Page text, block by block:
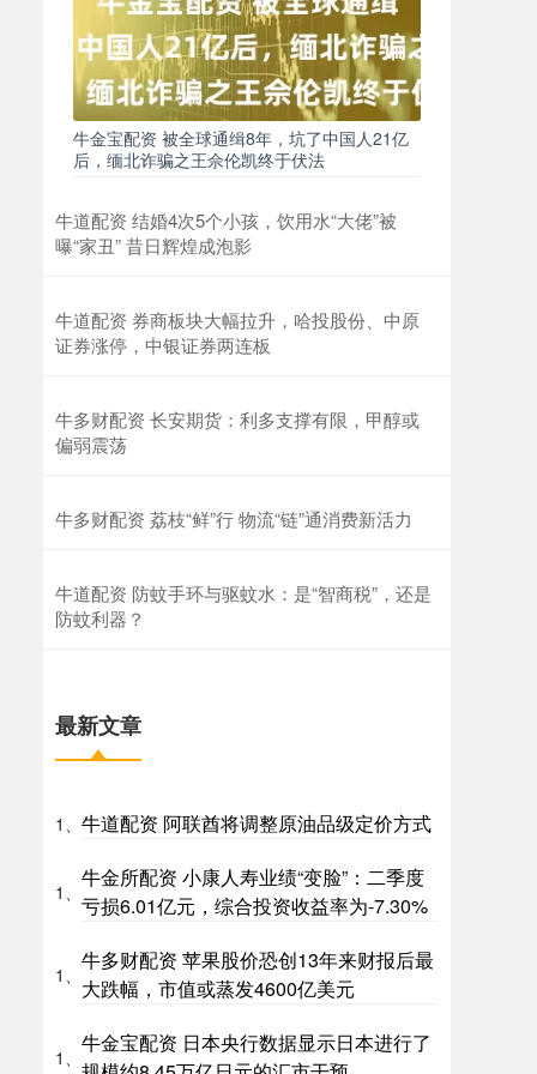
牛金宝配资 被全球通缉8年，坑了中国人21亿
后，缅北诈骗之王佘伦凯终于伏法
牛道配资 结婚4次5个小孩，饮用水“大佬”被
曝“家丑” 昔日辉煌成泡影
牛道配资 券商板块大幅拉升，哈投股份、中原
证券涨停，中银证券两连板
牛多财配资 长安期货：利多支撑有限，甲醇或
偏弱震荡
牛多财配资 荔枝“鲜”行 物流“链”通消费新活力
牛道配资 防蚊手环与驱蚊水：是“智商税”，还是
防蚊利器？
最新文章
1、 牛道配资 阿联酋将调整原油品级定价方式
1、
牛金所配资 小康人寿业绩“变脸”：二季度
亏损6.01亿元，综合投资收益率为-7.30%
1、
牛多财配资 苹果股价恐创13年来财报后最
大跌幅，市值或蒸发4600亿美元
1、
牛金宝配资 日本央行数据显示日本进行了